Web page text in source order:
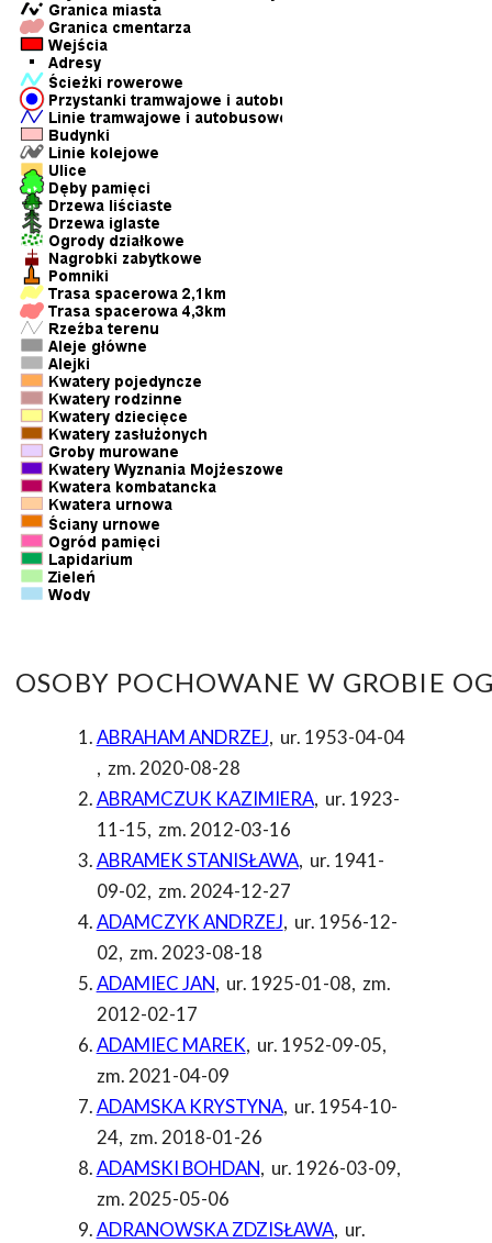
OSOBY POCHOWANE W GROBIE
ABRAHAM ANDRZEJ, ur. 1953-04-04
, zm. 2020-08-28
ABRAMCZUK KAZIMIERA, ur. 1923-
11-15, zm. 2012-03-16
ABRAMEK STANISŁAWA, ur. 1941-
09-02, zm. 2024-12-27
ADAMCZYK ANDRZEJ, ur. 1956-12-
02, zm. 2023-08-18
ADAMIEC JAN, ur. 1925-01-08, zm.
2012-02-17
ADAMIEC MAREK, ur. 1952-09-05,
zm. 2021-04-09
ADAMSKA KRYSTYNA, ur. 1954-10-
24, zm. 2018-01-26
ADAMSKI BOHDAN, ur. 1926-03-09,
zm. 2025-05-06
ADRANOWSKA ZDZISŁAWA, ur.